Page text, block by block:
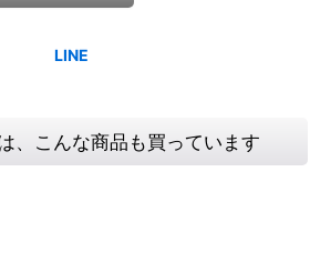
、こんな商品も買っています